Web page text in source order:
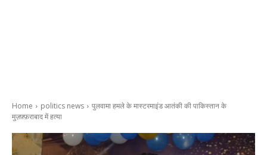
Home politics news
पुलवामा हमले के मास्टरमाइंड आतंकी की पाकिस्तान के
मुज़फ़्फ़राबाद में हत्या